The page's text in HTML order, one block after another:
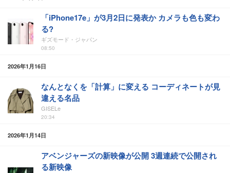
「iPhone17e」が3月2日に発表か カメラも色も変わ
る?
ギズモード・ジャパン
08:50
2026年1月16日
なんとなくを「計算」に変える コーディネートが見
違える名品
GISELe
20:34
2026年1月14日
アベンジャーズの新映像が公開 3週連続で公開され
る新映像